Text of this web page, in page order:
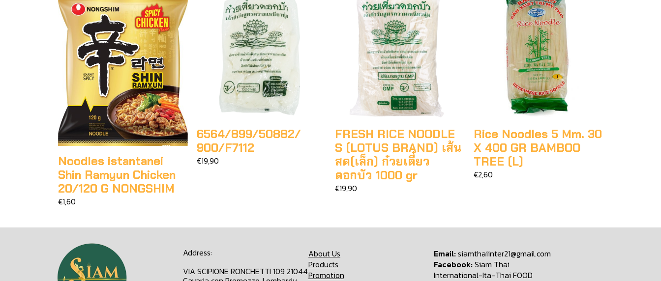
Noodles istantanei
Shin Ramyun Chicken
20/120 G NONGSHIM
€1,60
6564/899/50882/
900/F7112
€19,90
FRESH RICE NOODLE
S (LOTUS BRAND) เส้น
สด(เล็ก) ก๋วยเตี๋ยว
ดอกบัว 1000 gr
€19,90
Rice Noodles 5 Mm. 30
X 400 GR BAMBOO
TREE (L)
€2,60
Address:
VIA SCIPIONE RONCHETTI 109 21044
About Us
Products
Promotion
Email:siamthaiinter21@gmail.com
Facebook:Siam Thai
International-Ita-Thai FOOD